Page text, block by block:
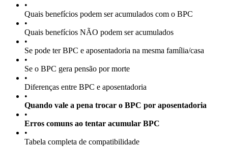
•
Quais benefícios podem ser acumulados com o BPC
•
Quais benefícios NÃO podem ser acumulados
•
Se pode ter BPC e aposentadoria na mesma família/casa
•
Se o BPC gera pensão por morte
•
Diferenças entre BPC e aposentadoria
•
Quando vale a pena trocar o BPC por aposentadoria
•
Erros comuns ao tentar acumular BPC
•
Tabela completa de compatibilidade